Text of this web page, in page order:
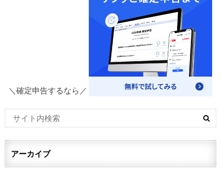
＼確定申告するなら／
アーカイブ